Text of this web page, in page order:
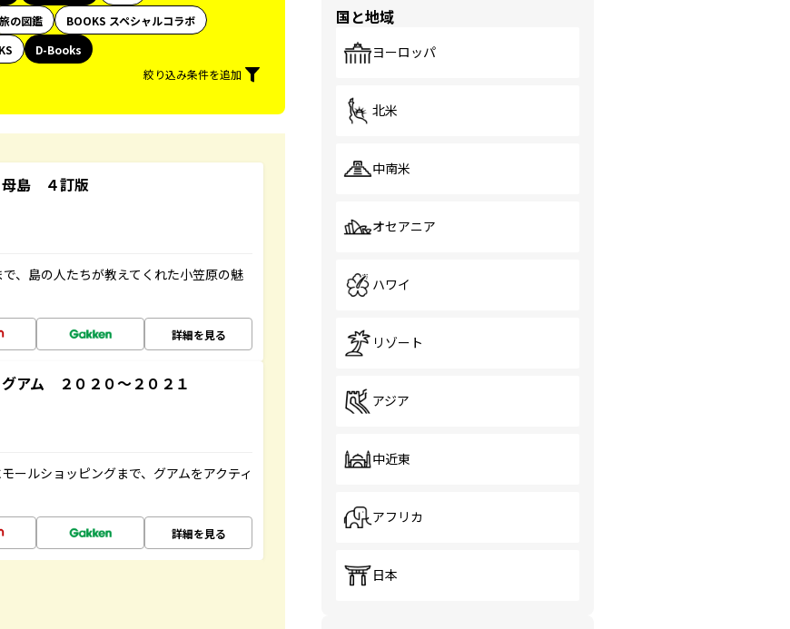
旅の図鑑
BOOKS スペシャルコラボ
D-Books
絞り込み条件を追加
島 ４訂版
、島の人たちが教えてくれた小笠原の魅
詳細を見る
アム ２０２０～２０２１
ールショッピングまで、グアムをアクティ
詳細を見る
国と地域
ヨーロッパ
北米
中南米
オセアニア
ハワイ
リゾート
アジア
中近東
アフリカ
日本